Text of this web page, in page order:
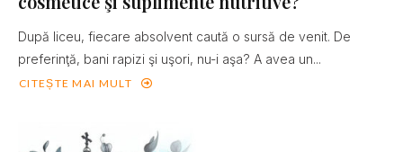
După liceu, fiecare absolvent caută o sursă de venit. De
preferinţă, bani rapizi şi uşori, nu-i aşa? A avea un...
CITEȘTE MAI MULT